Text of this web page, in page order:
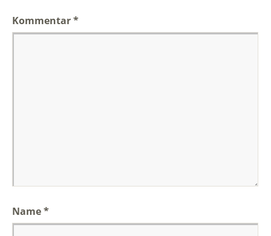
Kommentar*
Name*